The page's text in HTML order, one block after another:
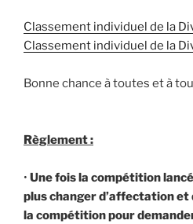
Classement individuel de la
Classement individuel de la
Bonne chance à toutes et à
Règlement :
• Une fois la compétition
plus changer d’affectation
la compétition pour